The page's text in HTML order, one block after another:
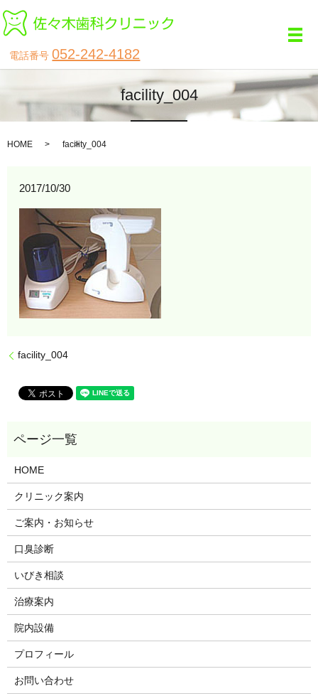
電話番号052-242-4182
メ
facility_004
HOME facility_004
2017/10/30
facility_004
HOME
クリニック案内
ご案内・お知らせ
口臭診断
いびき相談
治療案内
院内設備
プロフィール
お問い合わせ